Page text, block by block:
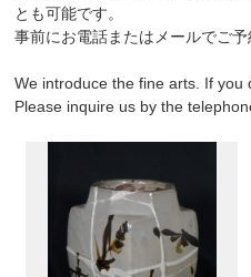
とも可能です。
事前にお電話またはメールでご予
We introduce the fine arts. If you
Please inquire us by the